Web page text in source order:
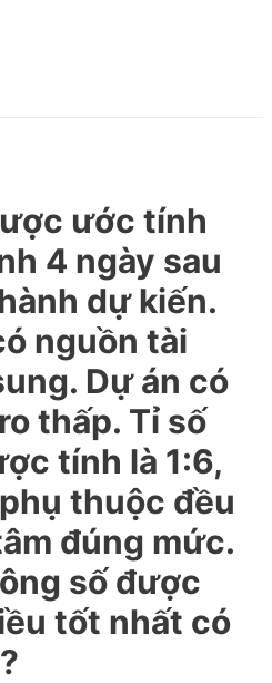
ước tính
4 ngày sau
dự kiến.
nguồn tài
Dự án có
thấp. Tỉ số
tính là 1:6,
thuộc đều
đúng mức.
số được
tốt nhất có